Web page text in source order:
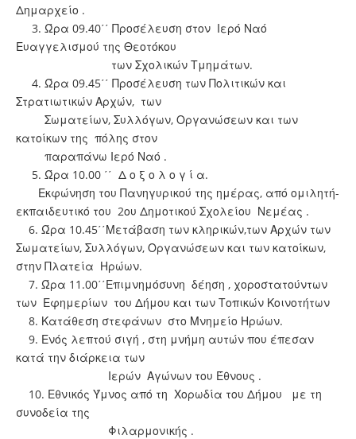
Δημαρχείο .
3. Ώρα 09.40΄΄ Προσέλευση στον Ιερό Ναό
Ευαγγελισμού της Θεοτόκου
των Σχολικών Τμημάτων.
4. Ώρα 09.45΄΄ Προσέλευση των Πολιτικών και
Στρατιωτικών Αρχών, των
Σωματείων, Συλλόγων, Οργανώσεων και των
κατοίκων της πόλης στον
παραπάνω Ιερό Ναό .
5. Ώρα 10.00 ΄΄ Δ ο ξ ο λ ο γ ί α.
Εκφώνηση του Πανηγυρικού της ημέρας, από ομιλητή-
εκπαιδευτικό του 2ου Δημοτικού Σχολείου Νεμέας .
6. Ώρα 10.45΄΄Μετάβαση των κληρικών,των Αρχών των
Σωματείων, Συλλόγων, Οργανώσεων και των κατοίκων,
στην Πλατεία Ηρώων.
7. Ώρα 11.00΄΄Επιμνημόσυνη δέηση , χοροστατούντων
των Εφημερίων του Δήμου και των Τοπικών Κοινοτήτων
8. Κατάθεση στεφάνων στο Μνημείο Ηρώων.
9. Ενός λεπτού σιγή , στη μνήμη αυτών που έπεσαν
κατά την διάρκεια των
Ιερών Αγώνων του Έθνους .
10. Εθνικός Ύμνος από τη Χορωδία του Δήμου με τη
συνοδεία της
Φιλαρμονικής .